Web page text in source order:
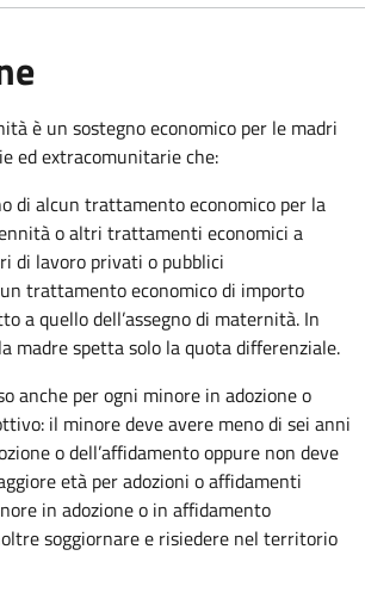
è un sostegno economico per le madri
ed extracomunitarie che:
di alcun trattamento economico per la
o altri trattamenti economici a
di lavoro privati o pubblici
trattamento economico di importo
a quello dell’assegno di maternità. In
madre spetta solo la quota differenziale.
anche per ogni minore in adozione o
il minore deve avere meno di sei anni
o dell’affidamento oppure non deve
età per adozioni o affidamenti
in adozione o in affidamento
soggiornare e risiedere nel territorio